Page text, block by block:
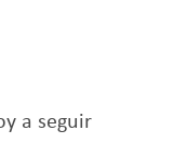
a seguir